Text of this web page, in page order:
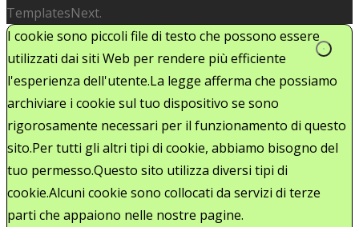
TemplatesNext.
I cookie sono piccoli file di testo che possono essere
utilizzati dai siti Web per rendere più efficiente
l'esperienza dell'utente.La legge afferma che possiamo
archiviare i cookie sul tuo dispositivo se sono
rigorosamente necessari per il funzionamento di questo
sito.Per tutti gli altri tipi di cookie, abbiamo bisogno del
tuo permesso.Questo sito utilizza diversi tipi di
cookie.Alcuni cookie sono collocati da servizi di terze
parti che appaiono nelle nostre pagine.